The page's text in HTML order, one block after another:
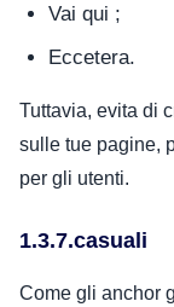
Vai qui ;
Eccetera.
Tuttavia, evita di
sulle tue pagine,
per gli utenti.
1.3.7.casuali
Come gli anchor